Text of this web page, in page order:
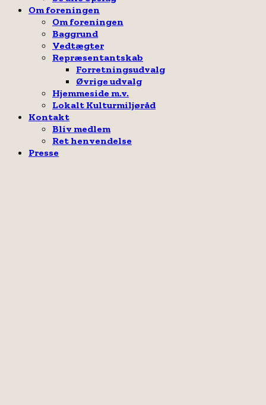
Om foreningen
Om foreningen
Baggrund
Vedtægter
Repræsentantskab
Forretningsudvalg
Øvrige udvalg
Hjemmeside m.v.
Lokalt Kulturmiljøråd
Kontakt
Bliv medlem
Ret henvendelse
Presse